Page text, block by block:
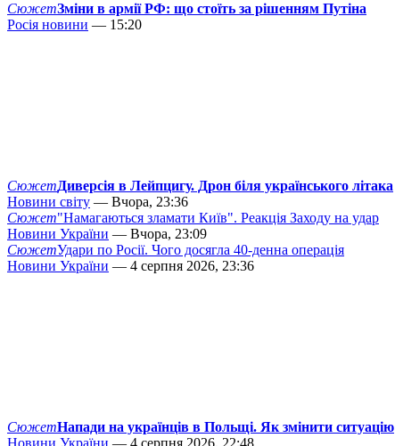
СюжетЗміни в армії РФ: що стоїть за рішенням Путіна
Росія новини — 15:20
СюжетДиверсія в Лейпцигу. Дрон біля українського літака
Новини світу — Вчора, 23:36
Сюжет"Намагаються зламати Київ". Реакція Заходу на удар
Новини України — Вчора, 23:09
СюжетУдари по Росії. Чого досягла 40-денна операція
Новини України — 4 серпня 2026, 23:36
СюжетНапади на українців в Польщі. Як змінити ситуацію